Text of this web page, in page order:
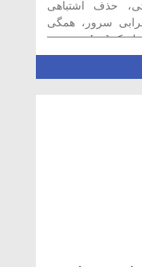
حذف اشتباهی
سرور، همگی
پلسک […]